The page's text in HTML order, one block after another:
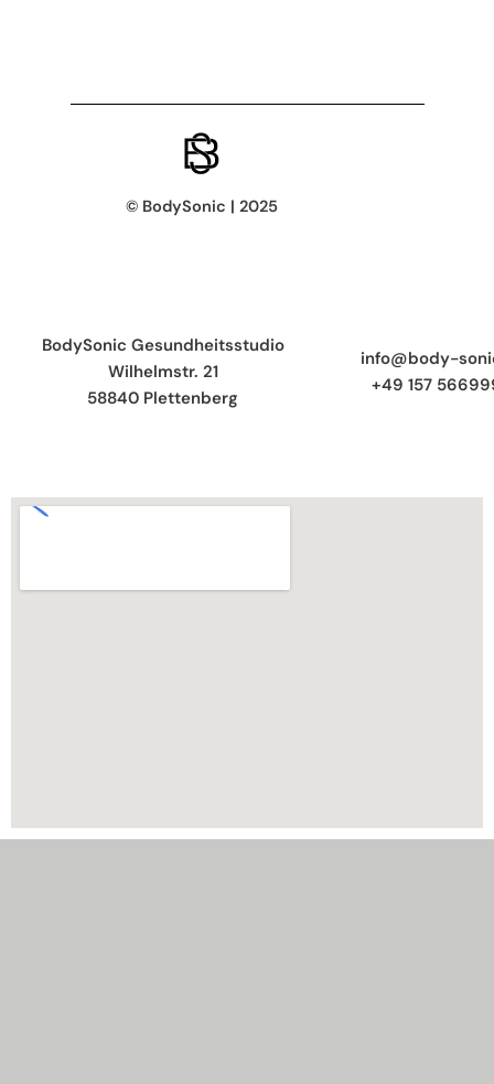
© BodySonic | 2025
BodySonic Gesundheitsstudio
Wilhelmstr. 21
58840 Plettenberg
info@body-
+49 157